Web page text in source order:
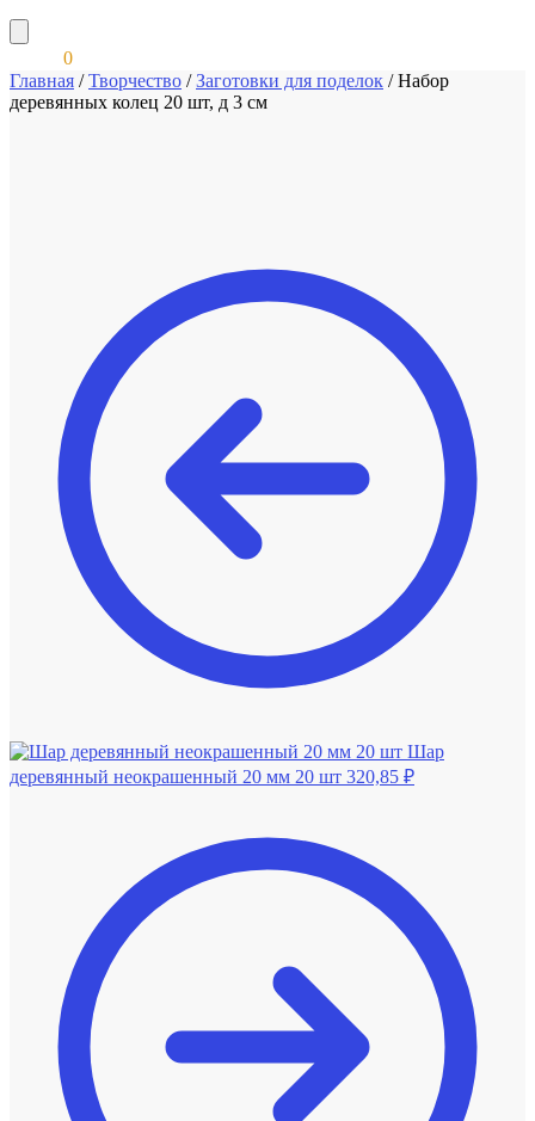
0
Главная /Творчество /Заготовки для поделок /Набор
деревянных колец 20 шт, д 3 см
Шар
деревянный неокрашенный 20 мм 20 шт 320,85 ₽